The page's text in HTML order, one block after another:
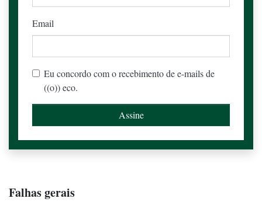
Email
Eu concordo com o recebimento de e-mails de
((o)) eco.
Falhas gerais